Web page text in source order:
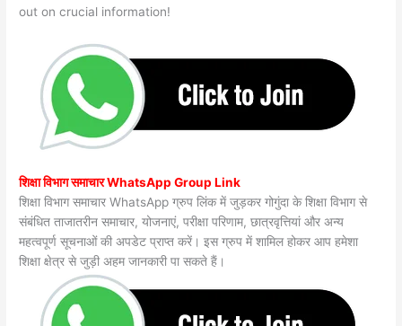
out on crucial information!
शिक्षा विभाग समाचार WhatsApp Group Link
शिक्षा विभाग समाचार WhatsApp ग्रुप लिंक में जुड़कर गोगुंदा के शिक्षा विभाग से
संबंधित ताजातरीन समाचार, योजनाएं, परीक्षा परिणाम, छात्रवृत्तियां और अन्य
महत्वपूर्ण सूचनाओं की अपडेट प्राप्त करें। इस ग्रुप में शामिल होकर आप हमेशा
शिक्षा क्षेत्र से जुड़ी अहम जानकारी पा सकते हैं।